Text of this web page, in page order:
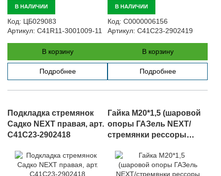
В НАЛИЧИИ
Код: ЦБ029083
Артикул: C41R11-3001009-11
В корзину
Подробнее
В НАЛИЧИИ
Код: С0000006156
Артикул: C41C23-2902419
В корзину
Подробнее
Подкладка стремянок
Садко NEXT правая, арт.
C41C23-2902418
Гайка М20*1,5 (шаровой
опоры ГАЗель NEXT/
стремянки рессоры
51/853528